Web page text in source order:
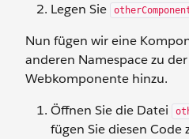
Legen Sie
Nun fügen wir eine
anderen Namespace zu
Webkomponente hinzu.
Öffnen Sie die Datei
fügen Sie diesen